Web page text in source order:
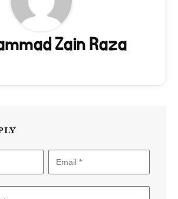
Zain Raza